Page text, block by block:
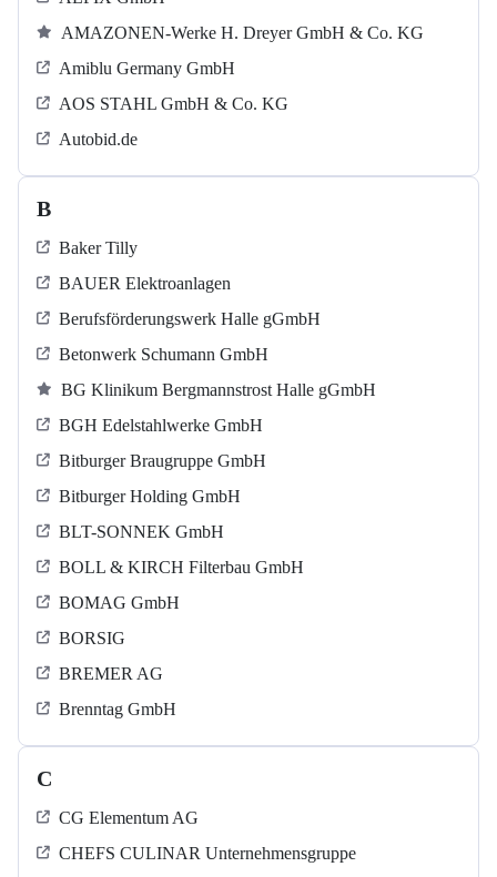
AMAZONEN-Werke H. Dreyer GmbH & Co. KG
Amiblu Germany GmbH
AOS STAHL GmbH & Co. KG
Autobid.de
B
Baker Tilly
BAUER Elektroanlagen
Berufsförderungswerk Halle gGmbH
Betonwerk Schumann GmbH
BG Klinikum Bergmannstrost Halle gGmbH
BGH Edelstahlwerke GmbH
Bitburger Braugruppe GmbH
Bitburger Holding GmbH
BLT-SONNEK GmbH
BOLL & KIRCH Filterbau GmbH
BOMAG GmbH
BORSIG
BREMER AG
Brenntag GmbH
C
CG Elementum AG
CHEFS CULINAR Unternehmensgruppe